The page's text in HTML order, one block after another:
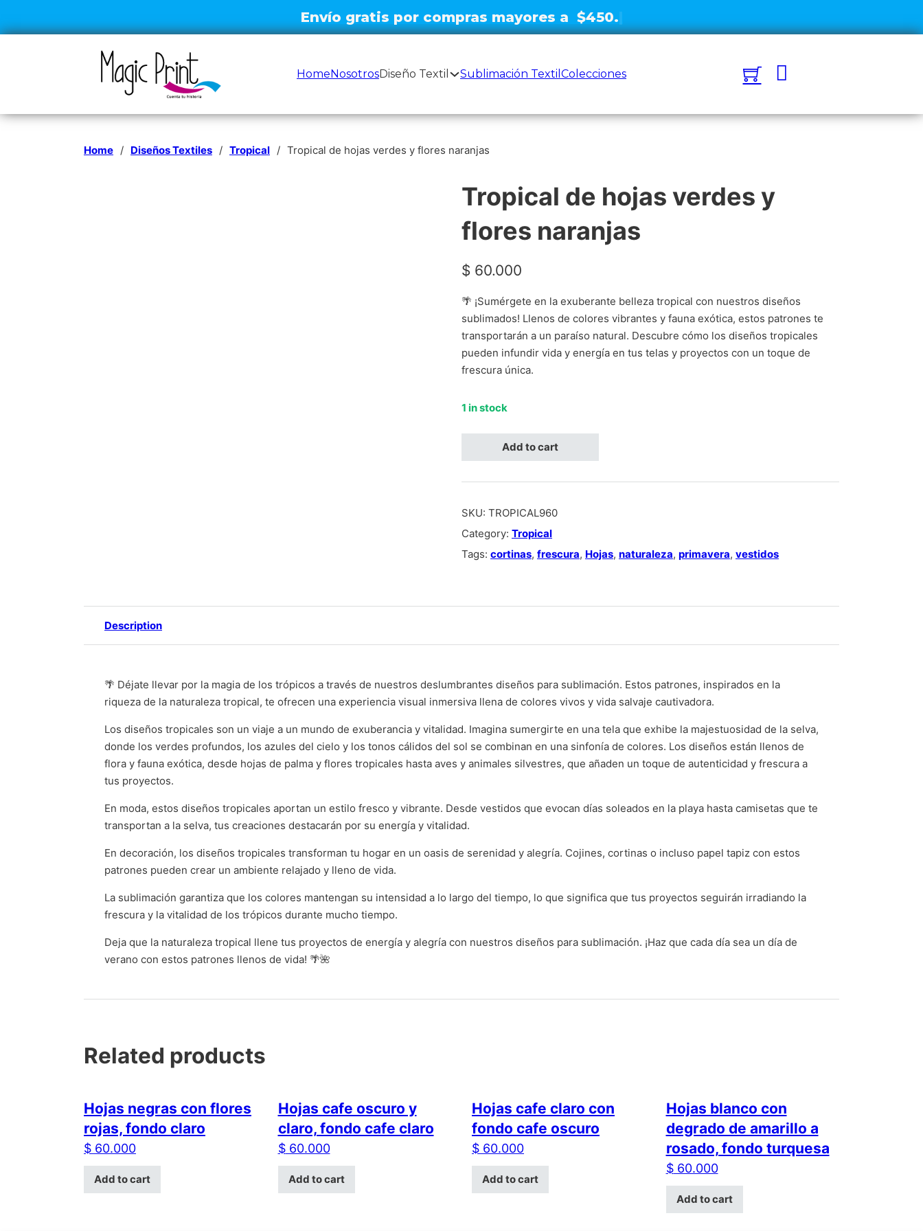
Envío gratis por compras mayo |
Home NosotrosDiseño Textil Sublimación Textil Colecciones
Home / Diseños Textiles / Tropical / Tropical de hojas verdes y flores naranjas
Tropical de hojas verdes y
flores naranjas
$ 60.000
🌴 ¡Sumérgete en la exuberante belleza tropical con nuestros diseños
sublimados! Llenos de colores vibrantes y fauna exótica, estos patrones te
transportarán a un paraíso natural. Descubre cómo los diseños tropicales
pueden infundir vida y energía en tus telas y proyectos con un toque de
frescura única.
1 in stock
Tropical de hojas verdes y flores naranjas quantity
Add to cart
SKU: TROPICAL960
Category: Tropical
Tags: cortinas, frescura, Hojas, naturaleza, primavera, vestidos
Description
🌴 Déjate llevar por la magia de los trópicos a través de nuestros deslumbrantes diseños para sublimación. Estos patrones, inspirados en la
riqueza de la naturaleza tropical, te ofrecen una experiencia visual inmersiva llena de colores vivos y vida salvaje cautivadora.
Los diseños tropicales son un viaje a un mundo de exuberancia y vitalidad. Imagina sumergirte en una tela que exhibe la majestuosidad de la selva,
donde los verdes profundos, los azules del cielo y los tonos cálidos del sol se combinan en una sinfonía de colores. Los diseños están llenos de
flora y fauna exótica, desde hojas de palma y flores tropicales hasta aves y animales silvestres, que añaden un toque de autenticidad y frescura a
tus proyectos.
En moda, estos diseños tropicales aportan un estilo fresco y vibrante. Desde vestidos que evocan días soleados en la playa hasta camisetas que te
transportan a la selva, tus creaciones destacarán por su energía y vitalidad.
En decoración, los diseños tropicales transforman tu hogar en un oasis de serenidad y alegría. Cojines, cortinas o incluso papel tapiz con estos
patrones pueden crear un ambiente relajado y lleno de vida.
La sublimación garantiza que los colores mantengan su intensidad a lo largo del tiempo, lo que significa que tus proyectos seguirán irradiando la
frescura y la vitalidad de los trópicos durante mucho tiempo.
Deja que la naturaleza tropical llene tus proyectos de energía y alegría con nuestros diseños para sublimación. ¡Haz que cada día sea un día de
verano con estos patrones llenos de vida! 🌴🌺
Related products
Hojas negras con flores
rojas, fondo claro
$ 60.000
Add to cart
Hojas cafe oscuro y
claro, fondo cafe claro
$60.000
Add to cart
Hojas cafe claro con
fondo cafe oscuro
$ 60.000
Add to cart
Hojas blanco con
degrado de amarillo a
rosado, fondo turquesa
$60.000
Add to cart